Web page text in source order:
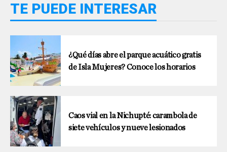
TE PUEDE INTERESAR
¿Qué días abre el parque acuático gratis
de Isla Mujeres? Conoce los horarios
Caos vial en la Nichupté: carambola de
siete vehículos y nueve lesionados